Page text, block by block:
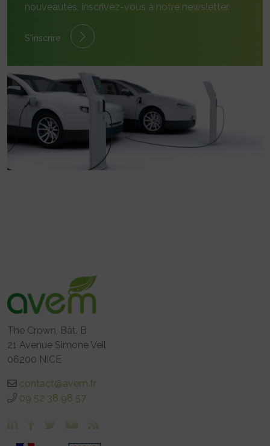
nouveautés, inscrivez-vous à notre newsletter.
S'inscrire
The Crown, Bât. B
21 Avenue Simone Veil
06200 NICE
contact@avem.fr
09 52 38 98 57